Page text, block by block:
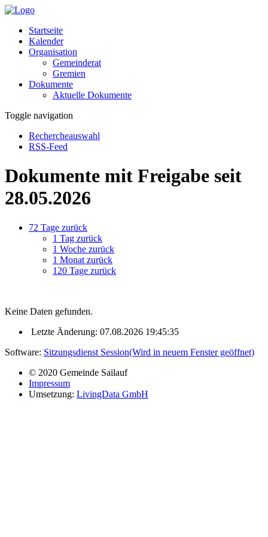
Startseite
Kalender
Organisation
Gemeinderat
Gremien
Dokumente
Aktuelle Dokumente
Toggle navigation
Rechercheauswahl
RSS-Feed
Dokumente mit Freigabe seit
28.05.2026
72 Tage zurück
1 Tag zurück
1 Woche zurück
1 Monat zurück
120 Tage zurück
Keine Daten gefunden.
Letzte Änderung: 07.08.2026 19:45:35
Software: Sitzungsdienst Session(Wird in neuem Fenster geöffnet)
© 2020 Gemeinde Sailauf
Impressum
Umsetzung: LivingData GmbH